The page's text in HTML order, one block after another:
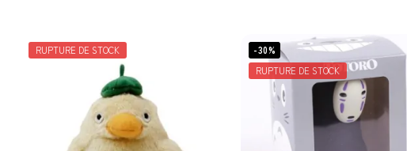
RUPTURE DE STOCK
-30%
RUPTURE DE STOCK